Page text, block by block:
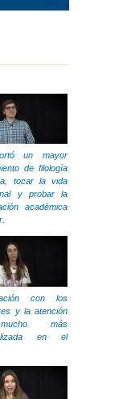
un mayor
de filología
tocar la vida
y probar la
académica
con los
y la atención
más
en el